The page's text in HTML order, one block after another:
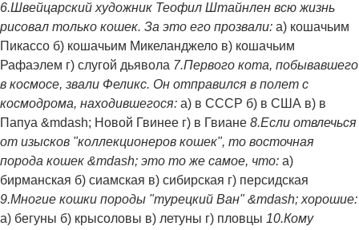
6.Швейцарский художник Теофил Штайнлен всю жизнь
рисовал только кошек. За это его прозвали: а) кошачьим
Пикассо б) кошачьим Микеланджело в) кошачьим
Рафаэлем г) слугой дьявола 7.Первого кота, побывавшего
в космосе, звали Феликс. Он отправился в полет с
космодрома, находившегося: а) в СССР б) в США в) в
Папуа &mdash; Новой Гвинее г) в Гвиане 8.Если отвлечься
от изысков "коллекционеров кошек", то восточная
порода кошек &mdash; это то же самое, что: а)
бирманская б) сиамская в) сибирская г) персидская
9.Многие кошки породы "турецкий Ван" &mdash; хорошие:
а) бегуны б) крысоловы в) летуны г) пловцы 10.Кому